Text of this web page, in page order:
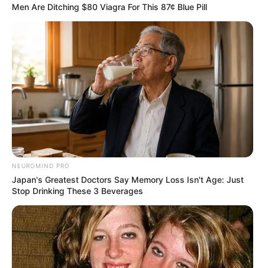
FACEBOOK ΑΡΈΣΕΙ
YOUTUBE ΕΓΓΡΑΦΕΊΤΕ
EMAIL
Men Are Ditching $80 Viagra For This 87¢ Blue Pill
NEUROMIND PRO
Japan's Greatest Doctors Say Memory Loss Isn't Age: Just
Stop Drinking These 3 Beverages